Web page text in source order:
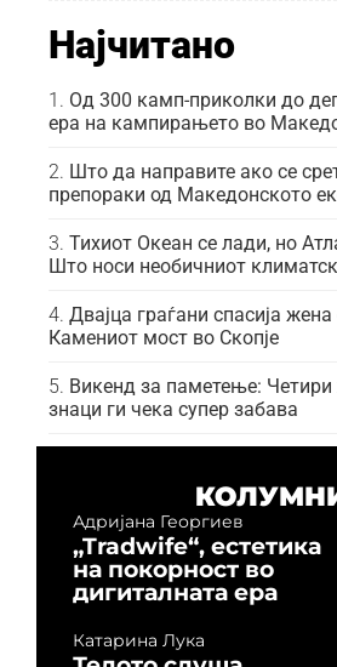
Најчитано
Од 300 камп-приколки до
ера на кампирањето во
Што да направите ако се
препораки од Македонското
Тихиот Океан се лади, но
Што носи необичниот
Двајца граѓани спасија
Камениот мост во Скопје
Викенд за паметење: Четири
знаци ги чека супер забава
Адријана Георгиев
„Tradwife“, естетика
на покорност во
дигиталната ера
Катарина Лука